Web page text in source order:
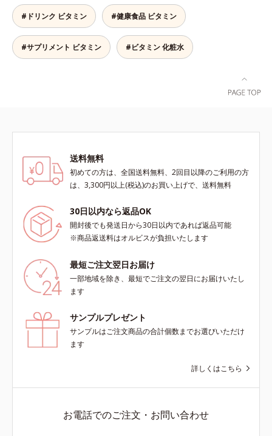
の味を活かした美味しさで、ハッピ
ーなダイエットを目指します。* ビ
タミンA、B1、B2、B6、B12、C、
D、E、ナイアシン、パントテン
酸、葉酸各商品の詳しい情報は商品
#ドリンク ビタミン #健康食品 ビタミン
#サプリメント ビタミン #ビタミン 化粧水
送料無料
初めての方は、全国送料無料、2回目以降のご利用の方
は、3,300円以上(税込)のお買い上げで、送料無料
30日以内なら返品OK
開封後でも発送日から30日以内であれば返品可能
※商品返送料はオルビスが負担いたします
最短ご注文翌日お届け
一部地域を除き、最短でご注文の翌日にお届けいたし
ます
サンプルプレゼント
サンプルはご注文商品の合計個数までお選びいただけ
ます
詳しくはこちら
お電話でのご注文・お問い合わせ